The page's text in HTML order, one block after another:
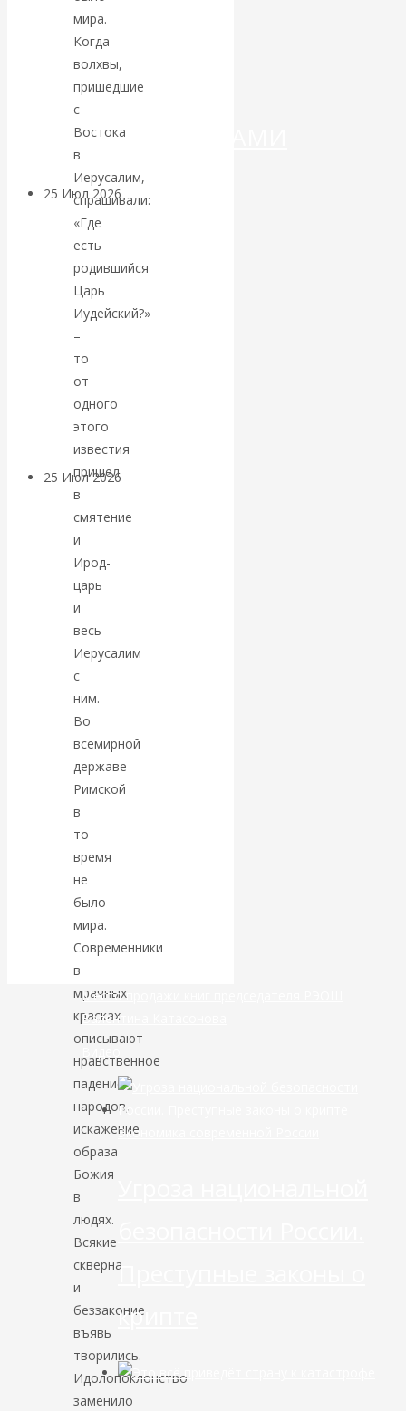
ДЕНЕГ»: КИТАЙ
ВЕДЁТ БОРЬБУ
КРИПТОВАЛЮТАМИ
25 Июл 2026Геополитика
Валентин
КАтасонов.
Может ли
Америка
покинуть НАТО?
25 Июл 2026
интервью и беседы
«Об этом
молчат»:
экономист
Валентин
Катасонов
считает, что
кризис в
банковской
сфере России
уже начался
мира.
Когда
волхвы,
пришедшие
с
Востока
в
Иерусалим,
спрашивали:
«Где
есть
родившийся
Царь
Иудейский?»
–
то
от
одного
этого
известия
пришел
в
смятение
и
Ирод-
царь
и
весь
Иерусалим
с
ним.
Во
всемирной
державе
Римской
в
то
время
не
было
мира.
Современники
в
мрачных
красках
описывают
нравственное
падение
народов,
искажение
образа
Божия
в
людях.
Всякие
скверна
и
беззаконие
въявь
творились.
Идолопоклонство
заменило
Место продажи книг председателя РЭОШ
Валентина Катасонова
Экономика современной России
Преступные законы о
крипте